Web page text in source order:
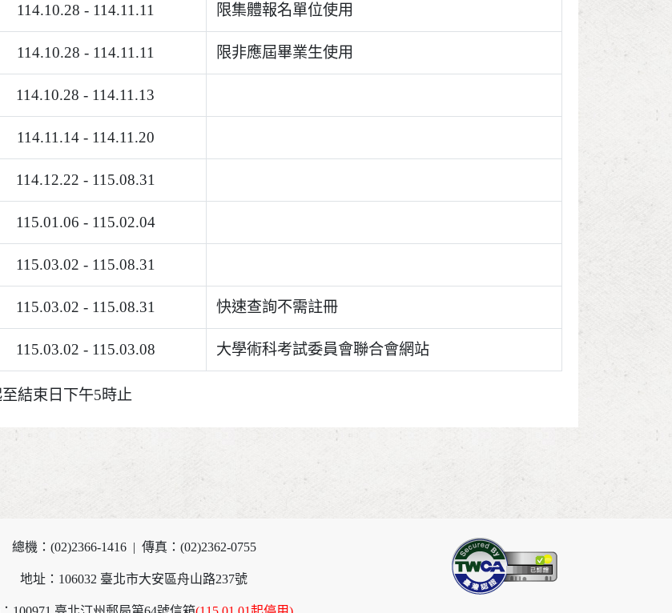
114.10.28 - 114.11.11 限集體報名單位使用
114.10.28 - 114.11.11 限非應屆畢業生使用
114.10.28 - 114.11.13
114.11.14 - 114.11.20
114.12.22 - 115.08.31
115.01.06 - 115.02.04
115.03.02 - 115.08.31
115.03.02 - 115.08.31 快速查詢不需註冊
115.03.02 - 115.03.08 大學術科考試委員會聯合會網站
結束日下午5時止
總機：(02)2366-1416 | 傳真：(02)2362-0755
地址：106032 臺北市大安區舟山路237號